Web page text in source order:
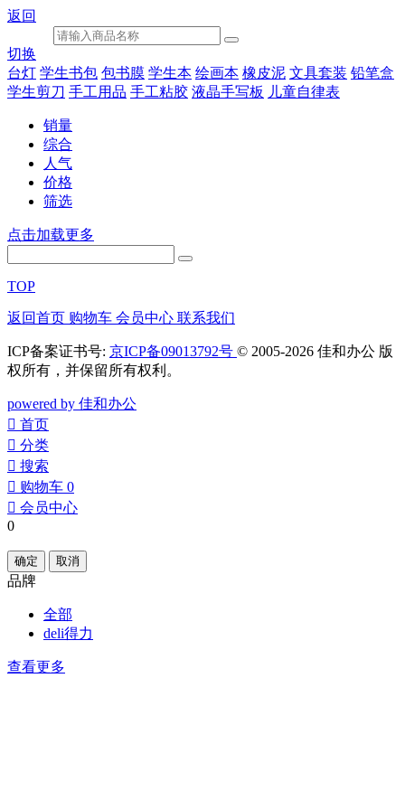
返回
切换
台灯 学生书包 包书膜 学生本 绘画本 橡皮泥 文具套装 铅笔盒
学生剪刀 手工用品 手工粘胶 液晶手写板 儿童自律表
销量
综合
人气
价格
筛选
点击加载更多
TOP
返回首页 购物车 会员中心 联系我们
ICP备案证书号: 京ICP备09013792号 © 2005-2026 佳和办公 版
权所有，并保留所有权利。
powered by 佳和办公
󰀁 首页
󰀂 分类
󰀃 搜索
󰀄 购物车 0
󰀅 会员中心
0
确定 取消
品牌
全部
deli得力
查看更多